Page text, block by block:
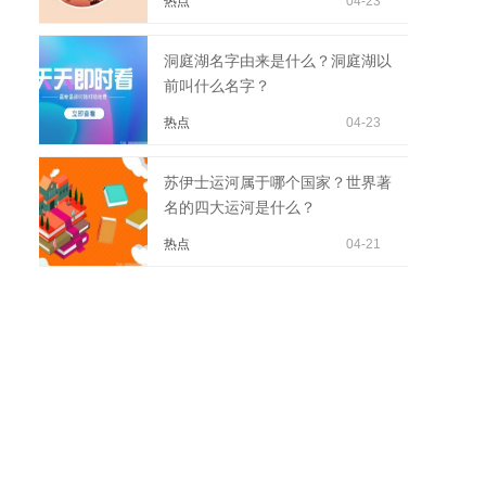
洞庭湖名字由来是什么？洞庭湖以
前叫什么名字？
热点 04-23
苏伊士运河属于哪个国家？世界著
名的四大运河是什么？
热点 04-21